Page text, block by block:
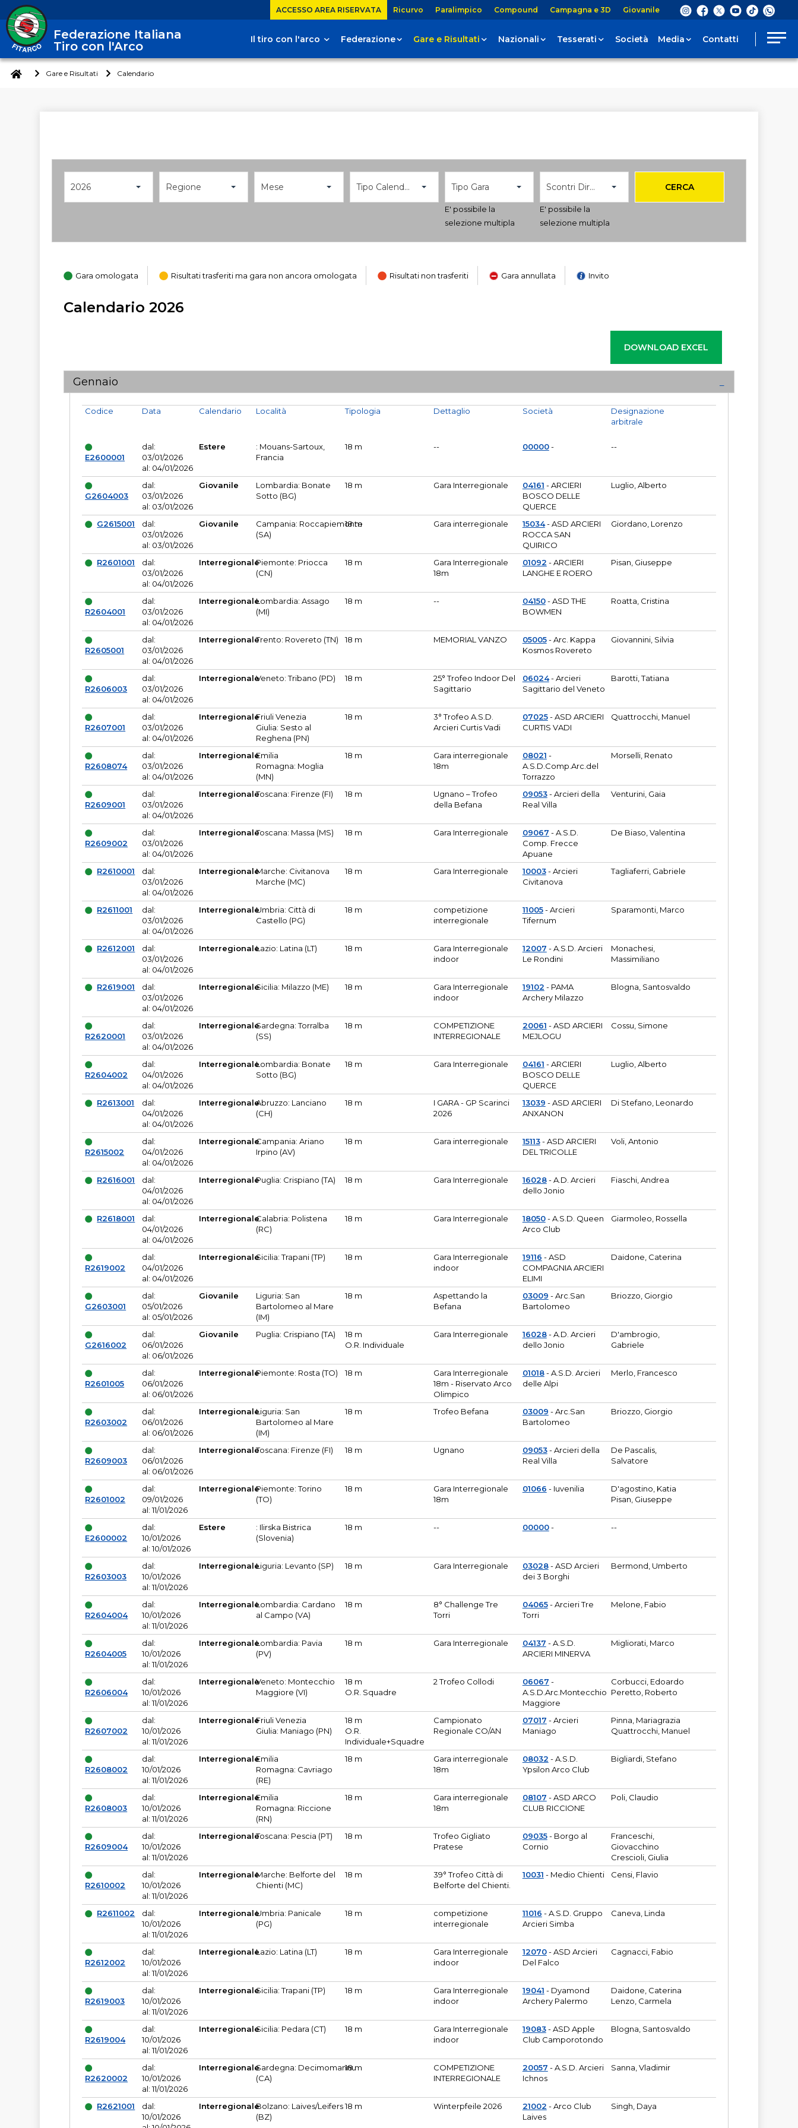
ACCESSO AREA RISERVATA Ricurvo Paralimpico Compound Campagna e 3D Giovanile
Federazione Italiana
Tiro con l'Arco
Il tiro con l'arco Federazione Gare e Risultati Nazionali Tesserati Società Media Contatti
Gare e Risultati Calendario
2026 Regione Mese Tipo Calendario Tipo Gara
E' possibile la
selezione multipla
Scontri Diretti
E' possibile la
selezione multipla
CERCA
Gara omologata Risultati trasferiti ma gara non ancora omologata Risultati non trasferiti Gara annullata Invito
Calendario 2026
Gennaio
Codice
E2600001
Data
dal:
03/01/2026
al: 04/01/2026
Calendario
Estere
Località
: Mouans-Sartoux,
Francia
Tipologia
18 m
Dettaglio
--
Società
00000-
Designazione
arbitrale
--
G2604003
dal:
03/01/2026
al: 03/01/2026
Giovanile
Lombardia: Bonate
Sotto (BG)
18 m Gara Interregionale 04161 - ARCIERI
BOSCO DELLE
QUERCE
Luglio, Alberto
G2615001
dal:
03/01/2026
al: 03/01/2026
Giovanile
Campania: Roccapiemonte
(SA)
18 m Gara interregionale 15034- ASD ARCIERI
ROCCA SAN
QUIRICO
Giordano, Lorenzo
R2601001
dal:
03/01/2026
al: 04/01/2026
InterregionalePiemonte: Priocca
(CN)
18 m
Gara Interregionale
18m
01092 - ARCIERI
LANGHE E ROERO
Pisan, Giuseppe
R2604001
dal:
03/01/2026
al: 04/01/2026
InterregionaleLombardia: Assago
(MI)
18 m -- 04150- ASD THE
BOWMEN
Roatta, Cristina
R2605001
dal:
03/01/2026
al: 04/01/2026
InterregionaleTrento: Rovereto (TN) 18 m MEMORIAL VANZO 05005- Arc. Kappa
Kosmos Rovereto
Giovannini, Silvia
R2606003
dal:
03/01/2026
al: 04/01/2026
InterregionaleVeneto: Tribano (PD) 18 m
25° Trofeo Indoor Del
Sagittario
06024- Arcieri
Sagittario del Veneto
Barotti, Tatiana
R2607001
dal:
03/01/2026
al: 04/01/2026
InterregionaleFriuli Venezia
Giulia: Sesto al
Reghena (PN)
18 m
3° Trofeo A.S.D.
Arcieri Curtis Vadi
07025- ASD ARCIERI
CURTIS VADI
Quattrocchi, Manuel
R2608074
dal:
03/01/2026
al: 04/01/2026
InterregionaleEmilia
Romagna: Moglia
(MN)
18 m
Gara interregionale
18m
08021 -
A.S.D.Comp.Arc.del
Torrazzo
Morselli, Renato
R2609001
dal:
03/01/2026
al: 04/01/2026
InterregionaleToscana: Firenze (FI) 18 m
Ugnano – Trofeo
della Befana
09053- Arcieri della
Real Villa
Venturini, Gaia
R2609002
dal:
03/01/2026
al: 04/01/2026
InterregionaleToscana: Massa (MS) 18 m Gara Interregionale 09067 - A.S.D.
Comp. Frecce
Apuane
De Biaso, Valentina
R2610001
dal:
03/01/2026
al: 04/01/2026
InterregionaleMarche: Civitanova
Marche (MC)
18 m Gara Interregionale 10003- Arcieri
Civitanova
Tagliaferri, Gabriele
R2611001
dal:
03/01/2026
al: 04/01/2026
InterregionaleUmbria: Città di
Castello (PG)
18 m
competizione
interregionale
11005- Arcieri
Tifernum
Sparamonti, Marco
R2612001
dal:
03/01/2026
al: 04/01/2026
InterregionaleLazio: Latina (LT) 18 m
Gara Interregionale
indoor
12007 - A.S.D. Arcieri
Le Rondini
Monachesi,
Massimiliano
R2619001
dal:
03/01/2026
al: 04/01/2026
InterregionaleSicilia: Milazzo (ME) 18 m
Gara Interregionale
indoor
19102 - PAMA
Archery Milazzo
Blogna, Santosvaldo
R2620001
dal:
03/01/2026
al: 04/01/2026
InterregionaleSardegna: Torralba
(SS)
18 m
COMPETIZIONE
INTERREGIONALE
20061 - ASD ARCIERI
MEJLOGU
Cossu, Simone
R2604002
dal:
04/01/2026
al: 04/01/2026
InterregionaleLombardia: Bonate
Sotto (BG)
18 m Gara Interregionale 04161 - ARCIERI
BOSCO DELLE
QUERCE
Luglio, Alberto
R2613001
dal:
04/01/2026
al: 04/01/2026
InterregionaleAbruzzo: Lanciano
(CH)
18 m
I GARA - GP Scarinci
2026
13039 - ASD ARCIERI
ANXANON
Di Stefano, Leonardo
R2615002
dal:
04/01/2026
al: 04/01/2026
InterregionaleCampania: Ariano
Irpino (AV)
18 m Gara interregionale 15113- ASD ARCIERI
DEL TRICOLLE
Voli, Antonio
R2616001
dal:
04/01/2026
al: 04/01/2026
InterregionalePuglia: Crispiano (TA) 18 m Gara Interregionale 16028- A.D. Arcieri
dello Jonio
Fiaschi, Andrea
R2618001
dal:
04/01/2026
al: 04/01/2026
InterregionaleCalabria: Polistena
(RC)
18 m Gara Interregionale 18050- A.S.D. Queen
Arco Club
Giarmoleo, Rossella
R2619002
dal:
04/01/2026
al: 04/01/2026
InterregionaleSicilia: Trapani (TP) 18 m
Gara Interregionale
indoor
19116 - ASD
COMPAGNIA ARCIERI
ELIMI
Daidone, Caterina
G2603001
dal:
05/01/2026
al: 05/01/2026
Giovanile
Liguria: San
Bartolomeo al Mare
(IM)
18 m
Aspettando la
Befana
03009 - Arc.San
Bartolomeo
Briozzo, Giorgio
G2616002
dal:
06/01/2026
al: 06/01/2026
Giovanile Puglia: Crispiano (TA)
18 m
O.R. Individuale
Gara Interregionale 16028- A.D. Arcieri
dello Jonio
D'ambrogio,
Gabriele
R2601005
dal:
06/01/2026
al: 06/01/2026
InterregionalePiemonte: Rosta (TO) 18 m
Gara Interregionale
18m - Riservato Arco
Olimpico
01018- A.S.D. Arcieri
delle Alpi
Merlo, Francesco
R2603002
dal:
06/01/2026
al: 06/01/2026
InterregionaleLiguria: San
Bartolomeo al Mare
(IM)
18 m Trofeo Befana 03009 - Arc.San
Bartolomeo
Briozzo, Giorgio
R2609003
dal:
06/01/2026
al: 06/01/2026
InterregionaleToscana: Firenze (FI) 18 m Ugnano 09053- Arcieri della
Real Villa
De Pascalis,
Salvatore
R2601002
dal:
09/01/2026
al: 11/01/2026
InterregionalePiemonte: Torino
(TO)
18 m
Gara Interregionale
18m
01066 - Iuvenilia
D'agostino, Katia
Pisan, Giuseppe
E2600002
dal:
10/01/2026
al: 10/01/2026
Estere
: Ilirska Bistrica
(Slovenia)
18 m -- 00000- --
R2603003
dal:
10/01/2026
al: 11/01/2026
InterregionaleLiguria: Levanto (SP) 18 m Gara Interregionale 03028- ASD Arcieri
dei 3 Borghi
Bermond, Umberto
R2604004
dal:
10/01/2026
al: 11/01/2026
InterregionaleLombardia: Cardano
al Campo (VA)
18 m
8° Challenge Tre
Torri
04065- Arcieri Tre
Torri
Melone, Fabio
R2604005
dal:
10/01/2026
al: 11/01/2026
InterregionaleLombardia: Pavia
(PV)
18 m Gara Interregionale 04137 - A.S.D.
ARCIERI MINERVA
Migliorati, Marco
R2606004
dal:
10/01/2026
al: 11/01/2026
InterregionaleVeneto: Montecchio
Maggiore (VI)
18 m
O.R. Squadre
2 Trofeo Collodi 06067 -
A.S.D.Arc.Montecchio
Maggiore
Corbucci, Edoardo
Peretto, Roberto
R2607002
dal:
10/01/2026
al: 11/01/2026
InterregionaleFriuli Venezia
Giulia: Maniago (PN)
18 m
O.R.
Individuale+Squadre
Campionato
Regionale CO/AN
07017 - Arcieri
Maniago
Pinna, Mariagrazia
Quattrocchi, Manuel
R2608002
dal:
10/01/2026
al: 11/01/2026
InterregionaleEmilia
Romagna: Cavriago
(RE)
18 m
Gara interregionale
18m
08032 - A.S.D.
Ypsilon Arco Club
Bigliardi, Stefano
R2608003
dal:
10/01/2026
al: 11/01/2026
InterregionaleEmilia
Romagna: Riccione
(RN)
18 m
Gara interregionale
18m
08107 - ASD ARCO
CLUB RICCIONE
Poli, Claudio
R2609004
dal:
10/01/2026
al: 11/01/2026
InterregionaleToscana: Pescia (PT) 18 m
Trofeo Gigliato
Pratese
09035- Borgo al
Cornio
Franceschi,
Giovacchino
Crescioli, Giulia
R2610002
dal:
10/01/2026
al: 11/01/2026
InterregionaleMarche: Belforte del
Chienti (MC)
18 m
39° Trofeo Città di
Belforte del Chienti.
10031 - Medio Chienti Censi, Flavio
R2611002
dal:
10/01/2026
al: 11/01/2026
InterregionaleUmbria: Panicale
(PG)
18 m
competizione
interregionale
11016 - A.S.D. Gruppo
Arcieri Simba
Caneva, Linda
R2612002
dal:
10/01/2026
al: 11/01/2026
InterregionaleLazio: Latina (LT) 18 m
Gara Interregionale
indoor
12070- ASD Arcieri
Del Falco
Cagnacci, Fabio
R2619003
dal:
10/01/2026
al: 11/01/2026
InterregionaleSicilia: Trapani (TP) 18 m
Gara Interregionale
indoor
19041 - Dyamond
Archery Palermo
Daidone, Caterina
Lenzo, Carmela
R2619004
dal:
10/01/2026
al: 11/01/2026
InterregionaleSicilia: Pedara (CT) 18 m
Gara Interregionale
indoor
19083- ASD Apple
Club Camporotondo
Blogna, Santosvaldo
R2620002
dal:
10/01/2026
al: 11/01/2026
InterregionaleSardegna: Decimomannu
(CA)
18 m
COMPETIZIONE
INTERREGIONALE
20057 - A.S.D. Arcieri
Ichnos
Sanna, Vladimir
R2621001
dal:
10/01/2026
InterregionaleBolzano: Laives/Leifers
(BZ)
18 m Winterpfeile 2026 21002 - Arco Club
Laives
Singh, Daya